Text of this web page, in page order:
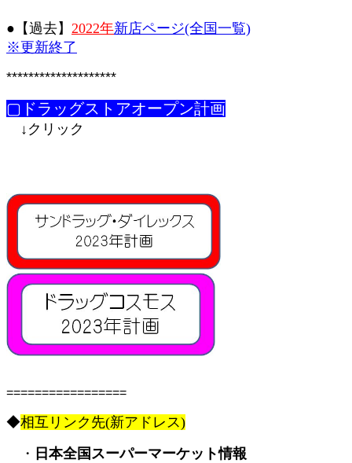
●【過去】 2022年新店ページ(全国一覧)
※更新終了
********************
▢ドラッグストアオープン計画
↓クリック
=================
◆相互リンク先(新アドレス)
・ 日本全国スーパーマーケット情報